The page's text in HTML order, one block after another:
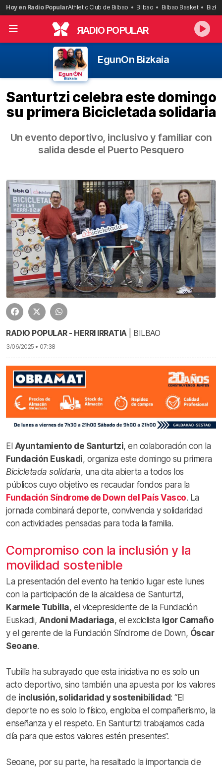
Saltar
al
contenido
Hoy en Radio PopularAthletic Club de Bilbao Bilbao Bilbao Basket
RADIO POPULAR
EgunOn Bizkaia
Santurtzi celebra este domingo
su primera Bicicletada solidaria
Un evento deportivo, inclusivo y familiar con
salida desde el Puerto Pesquero
RADIO POPULAR - HERRI IRRATIA| BILBAO
3/06/2025 • 07:38
El Ayuntamiento de Santurtzi, en colaboración con la
Fundación Euskadi, organiza este domingo su primera
Bicicletada solidaria, una cita abierta a todos los
públicos cuyo objetivo es recaudar fondos para la
Fundación Síndrome de Down del País Vasco. La
jornada combinará deporte, convivencia y solidaridad
con actividades pensadas para toda la familia.
Compromiso con la inclusión y la
movilidad sostenible
La presentación del evento ha tenido lugar este lunes
con la participación de la alcaldesa de Santurtzi,
Karmele Tubilla, el vicepresidente de la Fundación
Euskadi, Andoni Madariaga, el exciclista Igor Camaño
y el gerente de la Fundación Síndrome de Down, Óscar
Seoane.
Tubilla ha subrayado que esta iniciativa no es solo un
acto deportivo, sino también una apuesta por los valores
de inclusión, solidaridad y sostenibilidad: “El
deporte no es solo lo físico, engloba el compañerismo, la
enseñanza y el respeto. En Santurtzi trabajamos cada
día para que estos valores estén presentes”.
Seoane, por su parte, ha resaltado la importancia de